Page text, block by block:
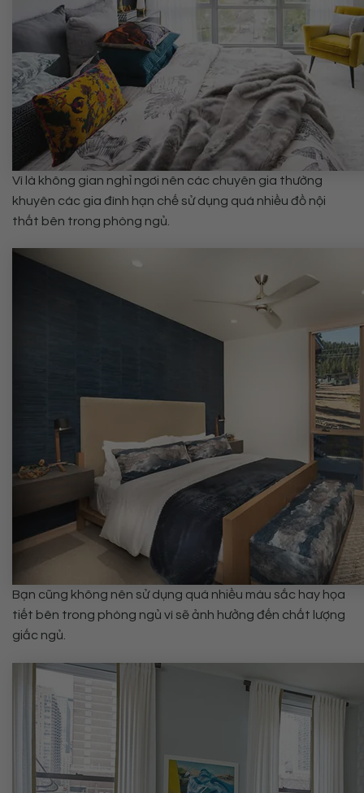
Vì là không gian nghỉ ngơi nên các chuyên gia thường
khuyên các gia đình hạn chế sử dụng quá nhiều đồ nội
thất bên trong phòng ngủ.
Bạn cũng không nên sử dụng quá nhiều màu sắc hay họa
tiết bên trong phòng ngủ vì sẽ ảnh hưởng đến chất lượng
giấc ngủ.